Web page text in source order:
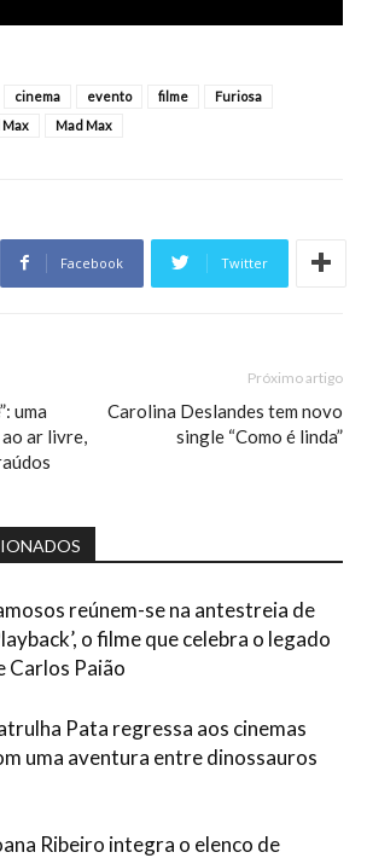
cinema evento filme
Furiosa
Max
Mad Max
Facebook Twitter
uma
ar livre,
Próximo artigo
Carolina Deslandes tem novo
single “Como é linda”
reúnem-se na antestreia de
o filme que celebra o legado
Carlos Paião
Pata regressa aos cinemas
uma aventura entre dinossauros
Ribeiro integra o elenco de